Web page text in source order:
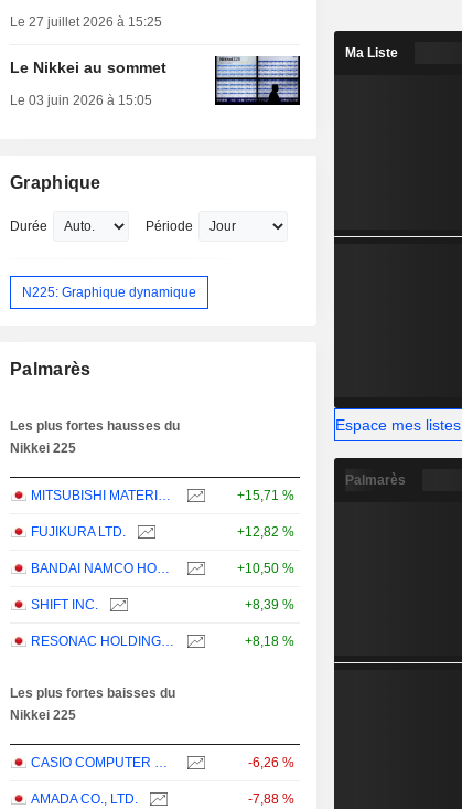
Le 27 juillet 2026 à 15:25
Le Nikkei au sommet
Le 03 juin 2026 à 15:05
Graphique
Durée Période
N225: Graphique dynamique
Palmarès
Les plus fortes hausses du
Nikkei 225
MITSUBISHI MATERIALS CORPORATION +15,71 %
FUJIKURA LTD. +12,82 %
BANDAI NAMCO HOLDINGS INC. +10,50 %
SHIFT INC. +8,39 %
RESONAC HOLDINGS CORPORATION +8,18 %
Les plus fortes baisses du
Nikkei 225
CASIO COMPUTER CO.,LTD. -6,26 %
AMADA CO., LTD. -7,88 %
Ma Liste
Espace mes listes
Palmarès